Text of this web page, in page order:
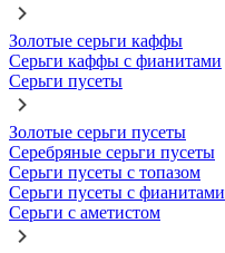
Золотые серьги каффы
Серьги каффы с фианитами
Серьги пусеты
Золотые серьги пусеты
Серебряные серьги пусеты
Серьги пусеты с топазом
Серьги пусеты с фианитами
Серьги с аметистом